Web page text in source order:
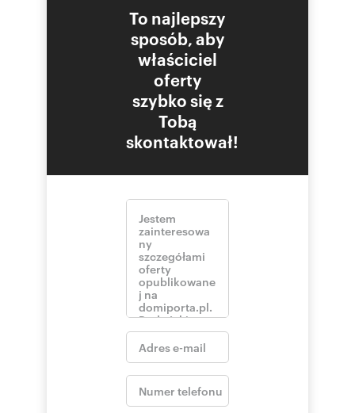
To najlepszy
sposób, aby
właściciel
oferty
szybko się z
Tobą
skontaktował!